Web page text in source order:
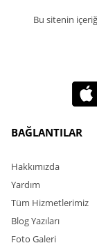
Bu sitenin
BAĞLANTILAR
Hakkımızda
Yardım
Tüm Hizmetlerimiz
Blog Yazıları
Foto Galeri